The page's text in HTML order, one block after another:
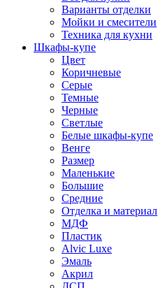
Варианты отделки
Мойки и смесители
Техника для кухни
Шкафы-купе
Цвет
Коричневые
Серые
Темные
Черные
Светлые
Белые шкафы-купе
Венге
Размер
Маленькие
Большие
Средние
Отделка и материал
МДФ
Пластик
Alvic Luxe
Эмаль
Акрил